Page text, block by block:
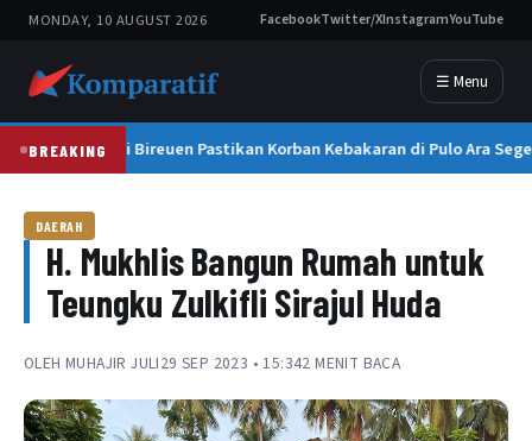
MONDAY, 10 AUGUST 2026 FacebookTwitter/XInstagramYouTube
☰ Menu
BREAKINGBupati Bireuen Pastikan Korban Kebakaran di Pulo Ara
DAERAH
H. Mukhlis Bangun Rumah untuk
Teungku Zulkifli Sirajul Huda
OLEH MUHAJIR JULI29 SEP 2023 • 15:342 MENIT BACA